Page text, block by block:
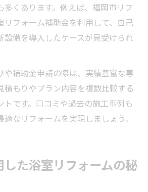
多くあります。例えば、福岡市リフ
リフォーム補助金を利用して、自己
設備を導入したケースが見受けられ
や補助金申請の際は、実績豊富な専
積もりやプラン内容を複数比較する
トです。口コミや過去の施工事例も
なリフォームを実現しましょう。
た浴室リフォームの秘